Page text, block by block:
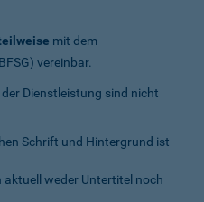
mit dem
vereinbar.
Dienstleistung sind nicht
Schrift und Hintergrund ist
weder Untertitel noch